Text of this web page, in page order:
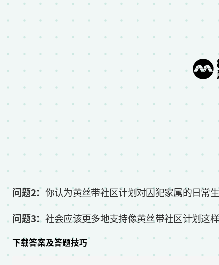
问题2： 你认为黄丝带社区计划对囚犯家属的日常
问题3： 社会应该更多地支持像黄丝带社区计划这
下载答案及答题技巧